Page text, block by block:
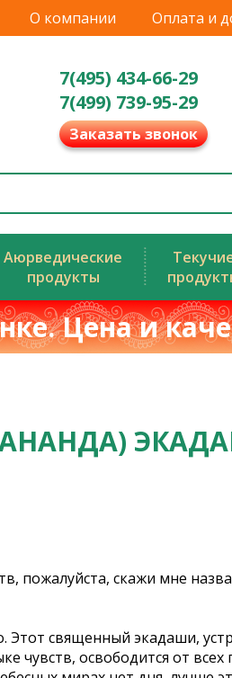
О компании Оплата и
7(495) 434-66-29
7(499) 739-95-29
Заказать звонок
Аюрведические
продукты
Цена и
пожалуйста, скажи мне
священный экадаши,
освободится от всех